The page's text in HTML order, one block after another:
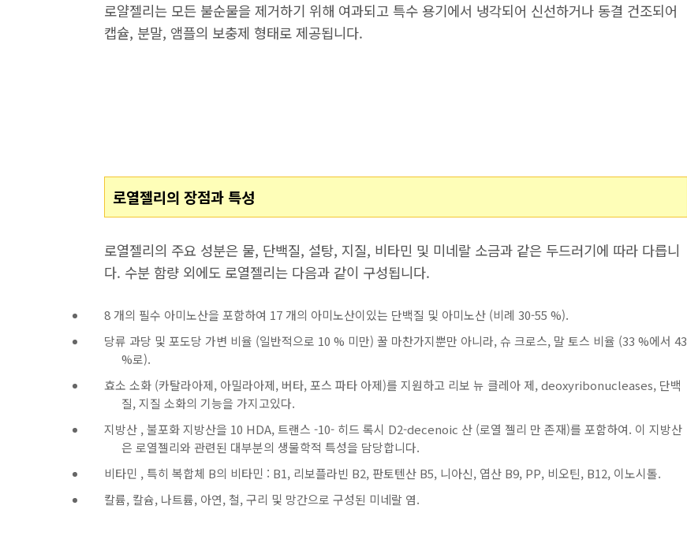
로얄젤리는 모든 불순물을 제거하기 위해 여과되고 특수 용기에서 냉각되어 신선하거나 동결 건조되어
캡슐, 분말, 앰플의 보충제 형태로 제공됩니다.
로열젤리의 장점과 특성
로열젤리의 주요 성분은 물, 단백질, 설탕, 지질, 비타민 및 미네랄 소금과 같은 두드러기에 따라 다릅니
다. 수분 함량 외에도 로열젤리는 다음과 같이 구성됩니다.
8 개의 필수 아미노산을 포함하여 17 개의 아미노산이있는 단백질 및 아미노산 (비례 30-55 %).
당류 과당 및 포도당 가변 비율 (일반적으로 10 % 미만) 꿀 마찬가지뿐만 아니라, 슈 크로스, 말 토스 비율 (33 %에서 43
%로).
효소 소화 (카탈라아제, 아밀라아제, 버타, 포스 파타 아제)를 지원하고 리보 뉴 클레아 제, deoxyribonucleases, 단백
질, 지질 소화의 기능을 가지고있다.
지방산 , 불포화 지방산을 10 HDA, 트랜스 -10- 히드 록시 D2-decenoic 산 (로열 젤리 만 존재)를 포함하여. 이 지방산
은 로열젤리와 관련된 대부분의 생물학적 특성을 담당합니다.
비타민 , 특히 복합체 B의 비타민 : B1, 리보플라빈 B2, 판토텐산 B5, 니아신, 엽산 B9, PP, 비오틴, B12, 이노시톨.
칼륨, 칼슘, 나트륨, 아연, 철, 구리 및 망간으로 구성된 미네랄 염.